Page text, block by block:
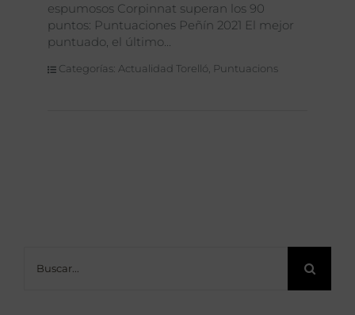
espumosos Corpinnat superan los 90
puntos: Puntuaciones Peñín 2021 El mejor
puntuado, el último
Categorías: Actualidad Torelló Puntuacions